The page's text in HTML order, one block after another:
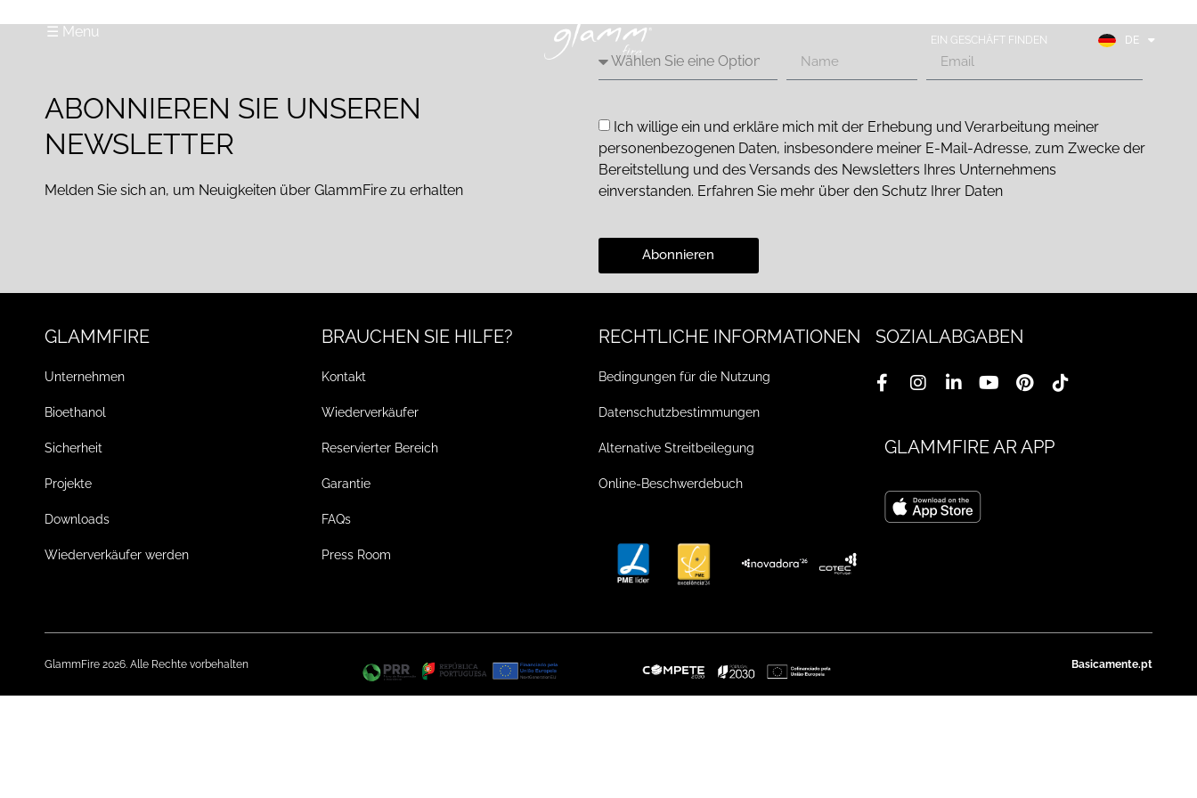
☰ Menu EIN GESCHÄFT FINDEN DE
FR
ES
ABONNIEREN SIE UNSEREN
NEWSLETTER
Melden Sie sich an, um Neuigkeiten über GlammFire zu erhalten
Ich willige ein und erkläre mich mit der Erhebung und Verarbeitung meiner
personenbezogenen Daten, insbesondere meiner E-Mail-Adresse, zum Zwecke der
Bereitstellung und des Versands des Newsletters Ihres Unternehmens
einverstanden. Erfahren Sie mehr über den Schutz Ihrer Daten
Abonnieren
GLAMMFIRE
Unternehmen
Bioethanol
Sicherheit
Projekte
Downloads
Wiederverkäufer werden
BRAUCHEN SIE HILFE?
Kontakt
Wiederverkäufer
Reservierter Bereich
Garantie
FAQs
Press Room
RECHTLICHE INFORMATIONEN
Bedingungen für die Nutzung
Datenschutzbestimmungen
Alternative Streitbeilegung
Online-Beschwerdebuch
SOZIALABGABEN
GLAMMFIRE AR APP
GlammFire 2026. Alle Rechte vorbehalten Basicamente.pt